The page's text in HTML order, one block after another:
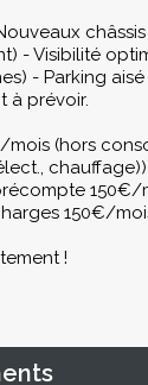
- Visibilité
- Parking
à prévoir.
mois (hors
chauffage))
150€/
150€/
!